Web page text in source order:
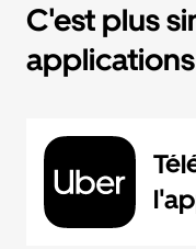
C'est plus
applications